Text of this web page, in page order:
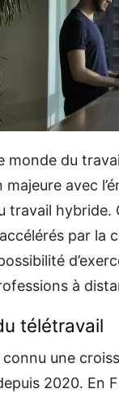
monde du
avec
travail hybride.
par la
à
télétravail
une
2020. En